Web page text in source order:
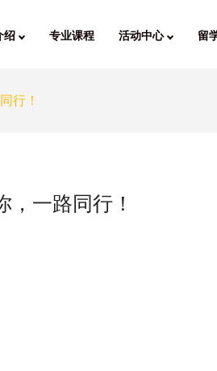
绍 专业课程 活动中心 留
行！
一路同行！